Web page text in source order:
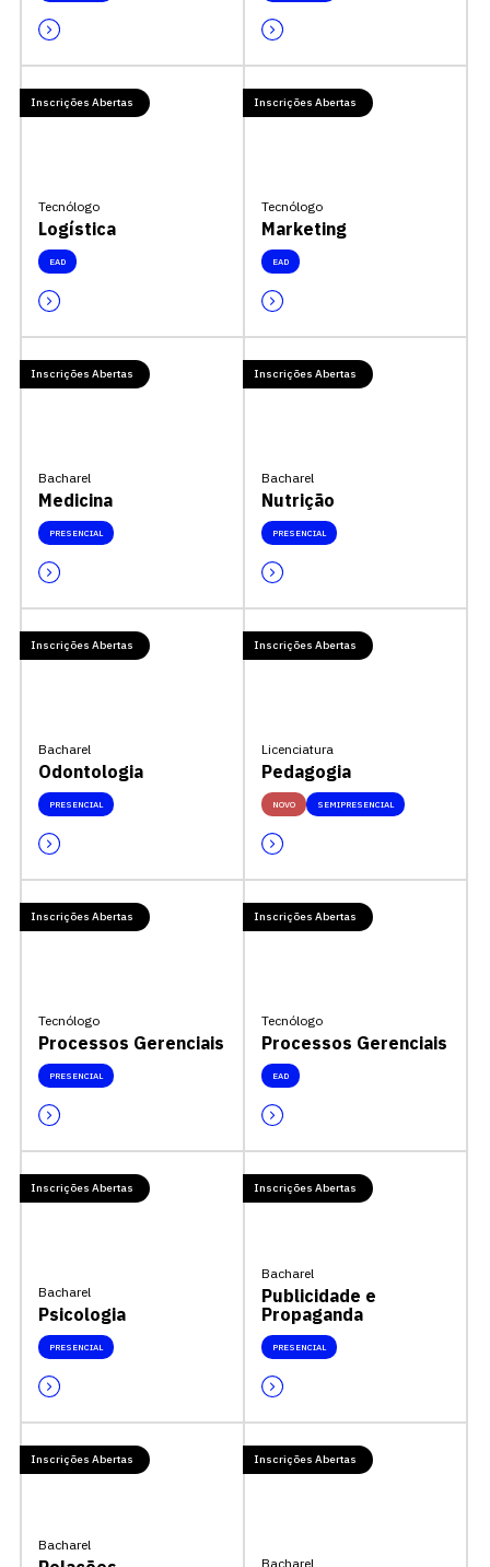
Inscrições Abertas
Tecnólogo
Logística
EAD
Inscrições Abertas
Tecnólogo
Marketing
EAD
Inscrições Abertas
Bacharel
Medicina
PRESENCIAL
Inscrições Abertas
Bacharel
Nutrição
PRESENCIAL
Inscrições Abertas
Bacharel
Odontologia
PRESENCIAL
Inscrições Abertas
Licenciatura
Pedagogia
NOVO SEMIPRESENCIAL
Inscrições Abertas
Tecnólogo
Processos Gerenciais
PRESENCIAL
Inscrições Abertas
Tecnólogo
Processos Gerenciais
EAD
Inscrições Abertas
Bacharel
Psicologia
PRESENCIAL
Inscrições Abertas
Bacharel
Publicidade e
Propaganda
PRESENCIAL
Inscrições Abertas
Bacharel
Inscrições Abertas
Bacharel